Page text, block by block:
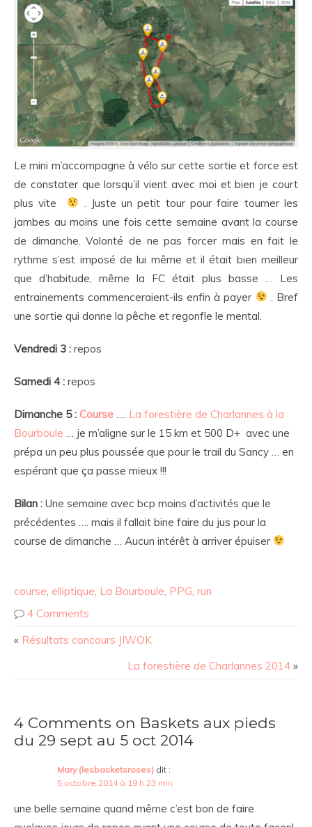
Le mini m’accompagne à vélo sur cette sortie et force est
de constater que lorsqu’il vient avec moi et bien je court
plus vite
. Juste un petit tour pour faire tourner les
jambes au moins une fois cette semaine avant la course
de dimanche. Volonté de ne pas forcer mais en fait le
rythme s’est imposé de lui même et il était bien meilleur
que d’habitude, même la FC était plus basse … Les
entrainements commenceraient-ils enfin à payer
. Bref
une sortie qui donne la pêche et regonfle le mental.
Vendredi 3 : repos
Samedi 4 : repos
Dimanche 5 : Course …. La forestière de Charlannes à la
Bourboule … je m’aligne sur le 15 km et 500 D+ avec une
prépa un peu plus poussée que pour le trail du Sancy … en
espérant que ça passe mieux !!!
Bilan : Une semaine avec bcp moins d’activités que le
précédentes …. mais il fallait bine faire du jus pour la
course de dimanche … Aucun intérêt à arriver épuiser
course, elliptique, La Bourboule, PPG, run
4 Comments
« Résultats concours JIWOK
La forestière de Charlannes 2014 »
4 Comments on Baskets aux pieds
du 29 sept au 5 oct 2014
Mary (lesbasketsroses) dit :
5 octobre 2014 à 19 h 23 min
une belle semaine quand même c’est bon de faire